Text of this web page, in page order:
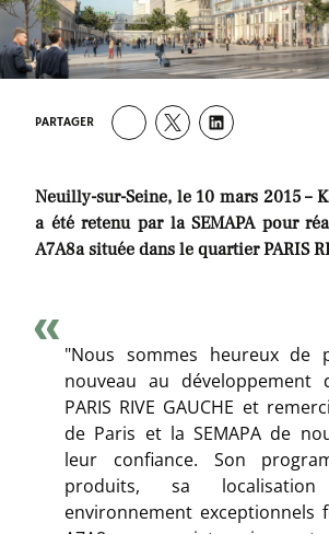
PARTAGER
Neuilly-sur-Seine, le 10 mars 2015 –
a été retenu par la SEMAPA pour
A7A8a située dans le quartier PARIS
"Nous sommes heureux de
nouveau au développement
PARIS RIVE GAUCHE et
de Paris et la SEMAPA de
leur confiance. Son
produits, sa
environnement exceptionnels